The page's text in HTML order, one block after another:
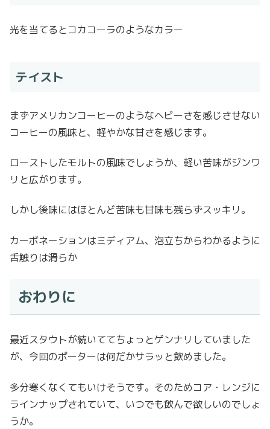
光を当てるとコカコーラのようなカラー
テイスト
まずアメリカンコーヒーのようなヘビーさを感じさせない
コーヒーの風味と、軽やかな甘さを感じます。
ローストしたモルトの風味でしょうか、軽い苦味がジンワ
リと広がります。
しかし後味にはほとんど苦味も甘味も残らずスッキリ。
カーボネーションはミディアム、泡立ちからわかるように
舌触りは滑らか
おわりに
最近スタウトが続いててちょっとゲンナリしていました
が、今回のポーターは何だかサラッと飲めました。
多分寒くなくてもいけそうです。そのためコア・レンジに
ラインナップされていて、いつでも飲んで欲しいのでしょ
うか。